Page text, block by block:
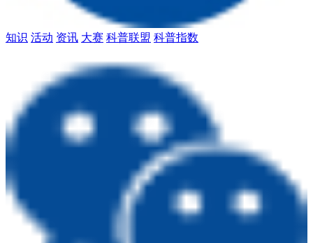
知识 活动 资讯 大赛 科普联盟 科普指数